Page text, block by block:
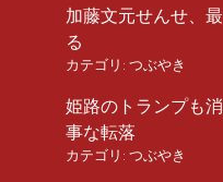
加藤文元せんせ、
る
カテゴリ: つぶやき
姫路のトランプも
事な転落
カテゴリ: つぶやき